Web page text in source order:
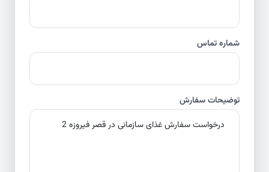
شماره تماس
توضیحات سفارش